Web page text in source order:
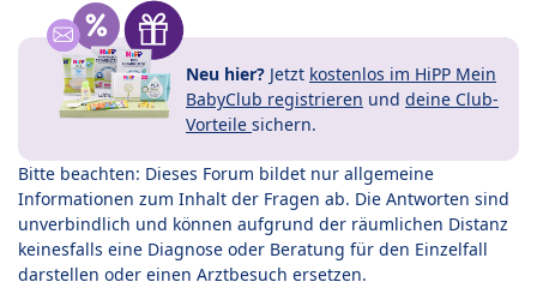
Neu hier? Jetzt kostenlos im HiPP Mein
BabyClub registrieren und deine Club-
Vorteile sichern.
Bitte beachten: Dieses Forum bildet nur allgemeine
Informationen zum Inhalt der Fragen ab. Die Antworten sind
unverbindlich und können aufgrund der räumlichen Distanz
keinesfalls eine Diagnose oder Beratung für den Einzelfall
darstellen oder einen Arztbesuch ersetzen.